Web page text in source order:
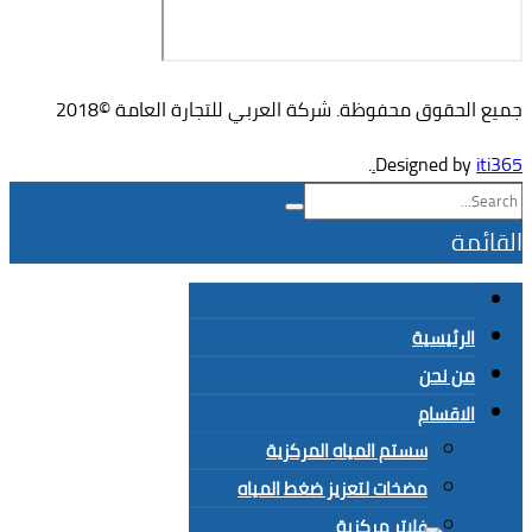
جميع الحقوق محفوظة. شركة العربي للتجارة العامة ©2018
Designed byiti365.
.
القائمة
الرئيسية
من نحن
الاقسام
سستم المياه المركزية
مضخات لتعزيز ضغط المياه